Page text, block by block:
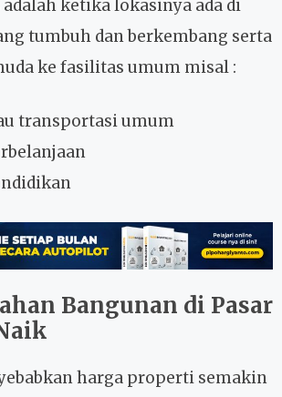
ketika lokasinya ada di
tumbuh dan berkembang serta
ke fasilitas umum misal :
transportasi umum
Bangunan di Pasar
harga properti semakin